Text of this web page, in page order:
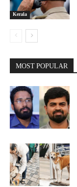
Kerala
MOST POPULAR